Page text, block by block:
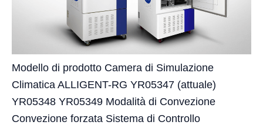
Modello di prodotto Camera di Simulazione
Climatica ALLIGENT-RG YR05347 (attuale)
YR05348 YR05349 Modalità di Convezione
Convezione forzata Sistema di Controllo